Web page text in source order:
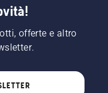
offerte e altro